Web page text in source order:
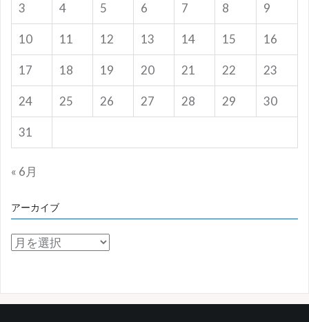
3 4 5 6 7 8 9
10 11 12 13 14 15 16
17 18 19 20 21 22 23
24 25 26 27 28 29 30
31
« 6月
アーカイブ
ア